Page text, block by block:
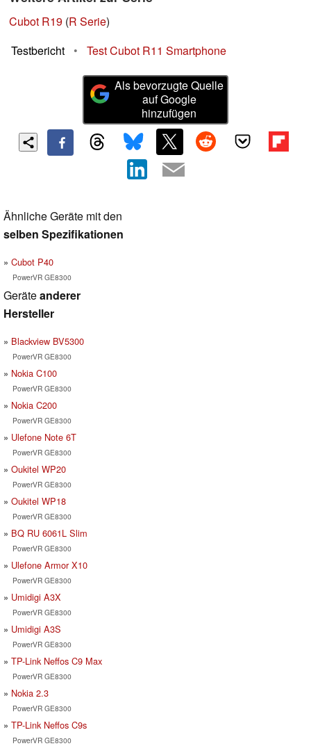
Cubot R19 (R Serie)
Testbericht
• Test Cubot R11 Smartphone
Als bevorzugte Quelle
auf Google
hinzufügen
Ähnliche Geräte mit den
selben Spezifikationen
Cubot P40
PowerVR GE8300
Geräteanderer
Hersteller
Blackview BV5300
PowerVR GE8300
Nokia C100
PowerVR GE8300
Nokia C200
PowerVR GE8300
Ulefone Note 6T
PowerVR GE8300
Oukitel WP20
PowerVR GE8300
Oukitel WP18
PowerVR GE8300
BQ RU 6061L Slim
PowerVR GE8300
Ulefone Armor X10
PowerVR GE8300
Umidigi A3X
PowerVR GE8300
Umidigi A3S
PowerVR GE8300
TP-Link Neffos C9 Max
PowerVR GE8300
Nokia 2.3
PowerVR GE8300
TP-Link Neffos C9s
PowerVR GE8300